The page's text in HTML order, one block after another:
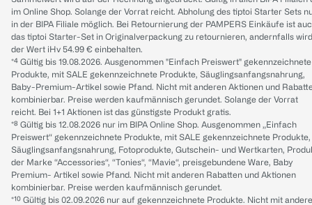
im Online Shop. Solange der Vorrat reicht. Abholung des tiptoi Starter Sets
in der BIPA Filiale möglich. Bei Retournierung der PAMPERS Einkäufe ist
das tiptoi Starter-Set in Originalverpackung zu retournieren, andernfalls wird
der Wert iHv 54.99 € einbehalten.
*⁴ Gültig bis 19.08.2026. Ausgenommen "Einfach Preiswert" gekennzeichnete
Produkte, mit SALE gekennzeichnete Produkte, Säuglingsanfangsnahrung,
Baby-Premium-Artikel sowie Pfand. Nicht mit anderen Aktionen und
kombinierbar. Preise werden kaufmännisch gerundet. Solange der Vorrat
reicht. Bei 1+1 Aktionen ist das günstigste Produkt gratis.
*⁸ Gültig bis 12.08.2026 nur im BIPA Online Shop. Ausgenommen „Einfach
Preiswert“ gekennzeichnete Produkte, mit SALE gekennzeichnete Produkte,
Säuglingsanfangsnahrung, Fotoprodukte, Gutschein- und Wertkarten,
der Marke “Accessories“, “Tonies“, “Mavie“, preisgebundene Ware, Baby
Premium- Artikel sowie Pfand. Nicht mit anderen Rabatten und Aktionen
kombinierbar. Preise werden kaufmännisch gerundet.
*¹⁰ Gültig bis 02.09.2026 nur auf gekennzeichnete Produkte. Nicht mit